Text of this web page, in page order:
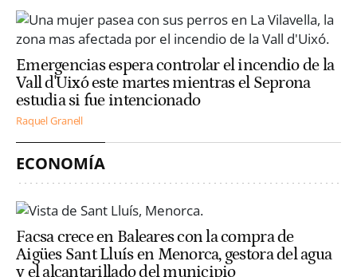
Emergencias espera controlar el incendio de la
Vall d'Uixó este martes mientras el Seprona
estudia si fue intencionado
Raquel Granell
ECONOMÍA
Facsa crece en Baleares con la compra de
Aigües Sant Lluís en Menorca, gestora del agua
y el alcantarillado del municipio